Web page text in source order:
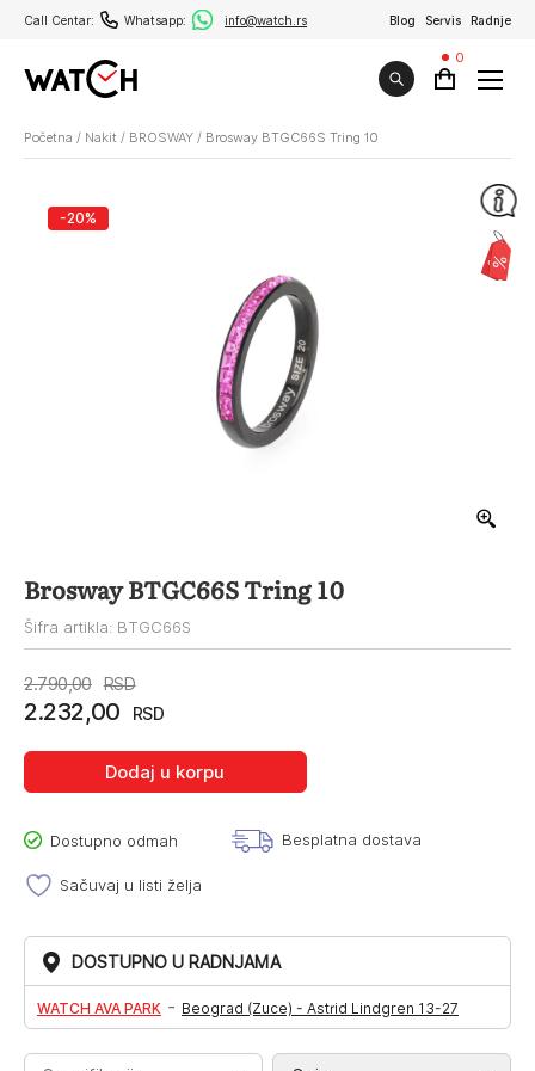
Call Centar: Whatsapp: info@watch.rs Blog Servis Radnje
0
Početna / Nakit / BROSWAY / Brosway BTGC66S Tring 10
-20%
Brosway BTGC66S Tring 10
Šifra artikla: BTGC66S
2.790,00 RSD
Originalna
cena
je
bila:
2.232,00 RSD
Trenutna
cena
je:
2.232,00RSD.
Dodaj u korpu
Dostupno odmah Besplatna dostava
Sačuvaj u listi želja
DOSTUPNO U RADNJAMA
WATCH AVA PARK - Beograd (Zuce) - Astrid Lindgren 13-27